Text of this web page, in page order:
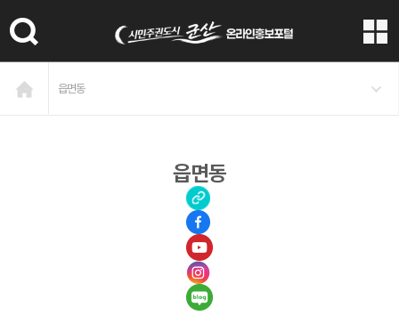
읍면동
읍면동